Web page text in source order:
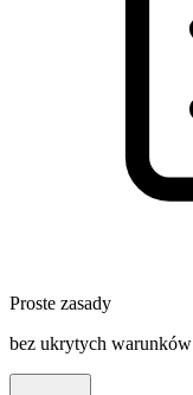
Proste zasady
bez ukrytych warunków